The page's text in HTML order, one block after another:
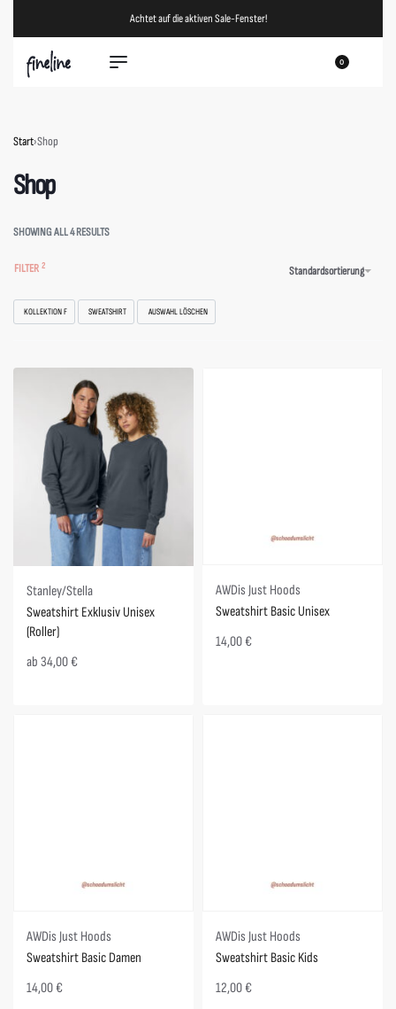
Achtet auf die aktiven Sale-Fenster!
0
Start›Shop
Shop
SHOWING ALL 4 RESULTS
Standardsortierung
FILTER
KOLLEKTION F SWEATSHIRT AUSWAHL LÖSCHEN
Stanley/Stella
Sweatshirt Exklusiv Unisex
(Roller)
ab 34,00 €
AWDis Just Hoods
Sweatshirt Basic Unisex
14,00 €
AWDis Just Hoods
Sweatshirt Basic Damen
14,00 €
AWDis Just Hoods
Sweatshirt Basic Kids
12,00 €